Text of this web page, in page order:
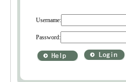
Username:
Password: